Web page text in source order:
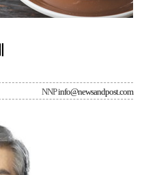
NNPinfo@newsandpost.com